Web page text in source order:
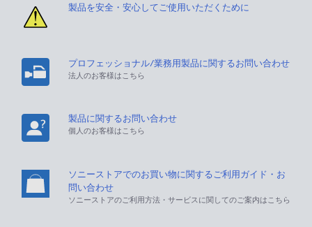
製品を安全・安心してご使用いただくために
プロフェッショナル/業務用製品に関するお問い合わせ
法人のお客様はこちら
製品に関するお問い合わせ
個人のお客様はこちら
ソニーストアでのお買い物に関するご利用ガイド・お
問い合わせ
ソニーストアのご利用方法・サービスに関してのご案内はこちら